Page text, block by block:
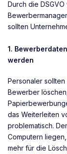
Durch die
sollten
1.
werden
Personaler
Bewerber
das Weiterleiten
problematisch.
Computern
mehr für die